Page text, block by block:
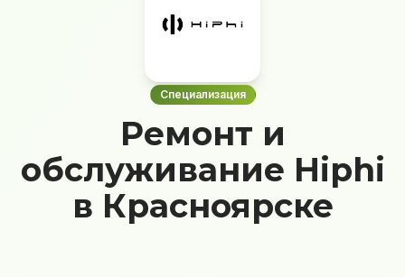
Специализация
Ремонт и
обслуживание Hiphi
в Красноярске